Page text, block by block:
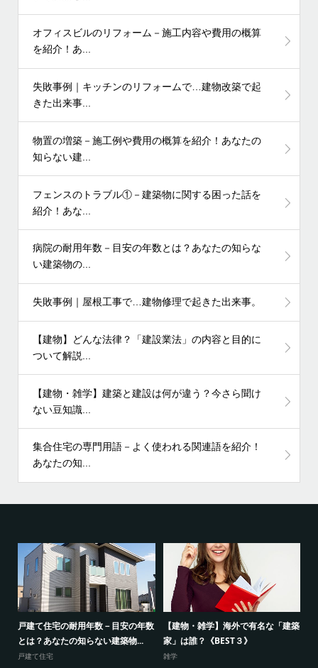
オフィスビルのリフォーム－施工内容や費用の概算
を紹介！あ...
失敗事例｜キッチンのリフォームで…建物改築で起
きた出来事...
物置の増築－施工例や費用の概算を紹介！あなたの
知らない建...
フェンスのトラブル①－建築物に関する困った話を
紹介！あな...
病院の耐用年数－目安の年数とは？あなたの知らな
い建築物の...
失敗事例｜屋根工事で…建物修理で起きた出来事。
【建物】どんな法律？「建設業法」の内容と目的に
ついて解説...
【建物・雑学】建築と建設は何が違う？今さら聞け
ない豆知識...
集合住宅の専門用語－よく使われる関連語を紹介！
あなたの知...
戸建て住宅の耐用年数－目安の年数
とは？あなたの知らない建築物...
戸建て住宅
【建物・雑学】海外で有名な「建築
家」は誰？《BEST３》
雑学